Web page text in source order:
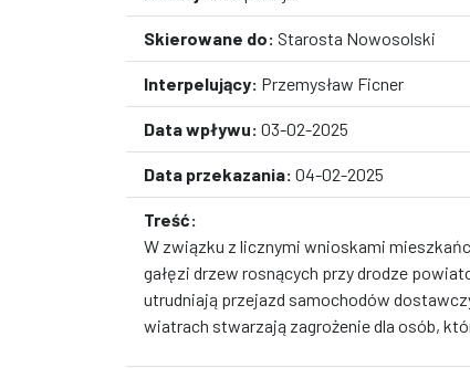
Skierowane do: Starosta Nowosolski
Interpelujący: Przemysław Ficner
Data wpływu: 03-02-2025
Data przekazania: 04-02-2025
Treść:
W związku z licznymi wnioskami
gałęzi drzew rosnących przy drodze
utrudniają przejazd samochodów
wiatrach stwarzają zagrożenie dla osób,